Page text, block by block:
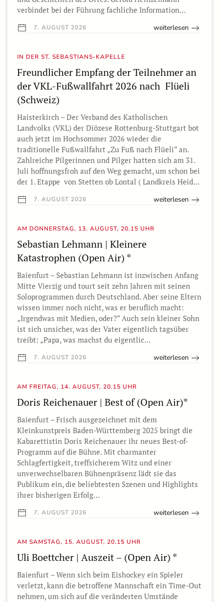
verbindet bei der Führung fachliche Information…
7. AUGUST 2026 weiterlesen
IN DER ST. SEBASTIANS-KAPELLE
Freundlicher Empfang der Teilnehmer an
der VKL-Fußwallfahrt 2026 nach Flüeli
(Schweiz)
Haisterkirch – Der Verband des Katholischen
Landvolks (VKL) der Diözese Rottenburg-Stuttgart bot
auch jetzt im Hochsommer 2026 wieder die
traditionelle Fußwallfahrt „Zu Fuß nach Flüeli“ an.
Zahlreiche Pilgerinnen und Pilger hatten sich am 31.
Juli hoffnungsfroh auf den Weg gemacht, um schon bei
der 1. Etappe von Stetten ob Lontal ( Landkreis Heid…
7. AUGUST 2026 weiterlesen
AM DONNERSTAG, 13. AUGUST, 20.15 UHR
Sebastian Lehmann | Kleinere
Katastrophen (Open Air) *
Baienfurt – Sebastian Lehmann ist inzwischen Anfang
Mitte Vierzig und tourt seit zehn Jahren mit seinen
Soloprogrammen durch Deutschland. Aber seine Eltern
wissen immer noch nicht, was er beruflich macht:
„Irgendwas mit Medien, oder?“ Auch sein kleiner Sohn
ist sich unsicher, was der Vater eigentlich tagsüber
treibt: „Papa, was machst du eigentlic…
7. AUGUST 2026 weiterlesen
AM FREITAG, 14. AUGUST, 20.15 UHR
Doris Reichenauer | Best of (Open Air)*
Baienfurt – Frisch ausgezeichnet mit dem
Kleinkunstpreis Baden-Württemberg 2025 bringt die
Kabarettistin Doris Reichenauer ihr neues Best-of-
Programm auf die Bühne. Mit charmanter
Schlagfertigkeit, treffsicherem Witz und einer
unverwechselbaren Bühnenpräsenz lädt sie das
Publikum ein, die beliebtesten Szenen und Highlights
ihrer bisherigen Erfolg…
7. AUGUST 2026 weiterlesen
AM SAMSTAG, 15. AUGUST, 20.15 UHR
Uli Boettcher | Auszeit – (Open Air) *
Baienfurt – Wenn sich beim Eishockey ein Spieler
verletzt, kann die betroffene Mannschaft ein Time-Out
nehmen, um sich auf die veränderten Umstände